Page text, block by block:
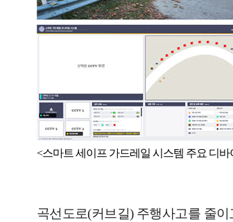
<스마트 세이프 가드레일 시스템 주요 디
곡선도로(커브길) 주행사고를 줄